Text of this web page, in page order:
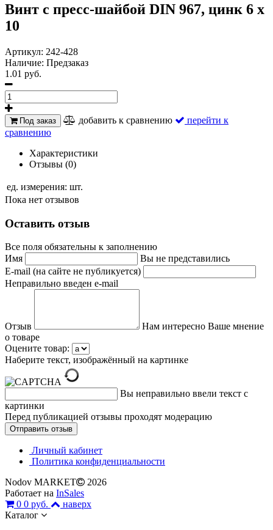
Винт с пресс-шайбой DIN 967, цинк 6 х
10
Артикул: 242-428
Наличие: Предзаказ
1.01 руб.
Под заказ добавить к сравнению
перейти к
сравнению
Характеристики
Отзывы (0)
ед. измерения: шт.
Пока нет отзывов
Оставить отзыв
Все поля обязательны к заполнению
Имя
Вы не представились
E-mail (на сайте не публикуется)
Неправильно введен e-mail
Отзыв
Нам интересно Ваше мнение
о товаре
Оцените товар:
Наберите текст, изображённый на картинке
Вы неправильно ввели текст с
картинки
Перед публикацией отзывы проходят модерацию
Личный кабинет
Политика конфиденциальности
Nodov MARKET
2026
Работает на InSales
0 0 руб.
наверх
Каталог